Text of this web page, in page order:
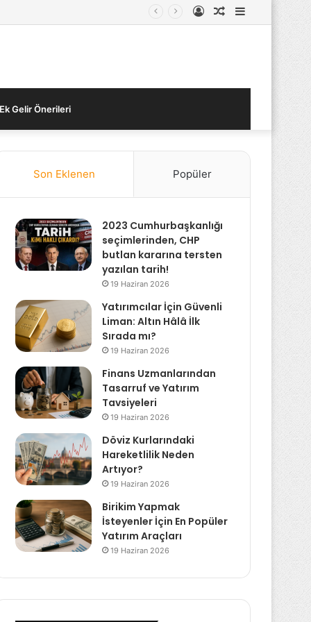
Kenar
Bölmesi
Rastgele
Kayıt
Ek Gelir Önerileri
Son Eklenen Popüler
2023 Cumhurbaşkanlığı
seçimlerinden, CHP
butlan kararına tersten
yazılan tarih!
19 Haziran 2026
Yatırımcılar İçin Güvenli
Liman: Altın Hâlâ İlk
Sırada mı?
19 Haziran 2026
Finans Uzmanlarından
Tasarruf ve Yatırım
Tavsiyeleri
19 Haziran 2026
Döviz Kurlarındaki
Hareketlilik Neden
Artıyor?
19 Haziran 2026
Birikim Yapmak
İsteyenler İçin En Popüler
Yatırım Araçları
19 Haziran 2026